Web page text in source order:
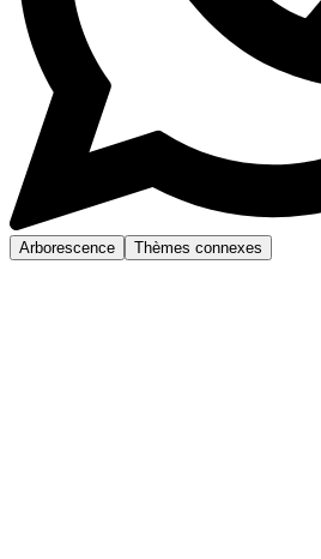
Arborescence Thèmes connexes